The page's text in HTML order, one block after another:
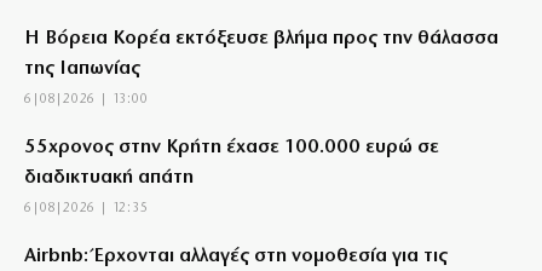
Η Βόρεια Κορέα εκτόξευσε βλήμα προς την θάλασσα
της Ιαπωνίας
6|08|2026 | 13:00
55χρονος στην Κρήτη έχασε 100.000 ευρώ σε
διαδικτυακή απάτη
6|08|2026 | 12:35
Airbnb: Έρχονται αλλαγές στη νομοθεσία για τις